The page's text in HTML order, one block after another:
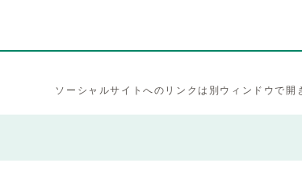
ソーシャルサイトへのリンクは別ウィンドウで開